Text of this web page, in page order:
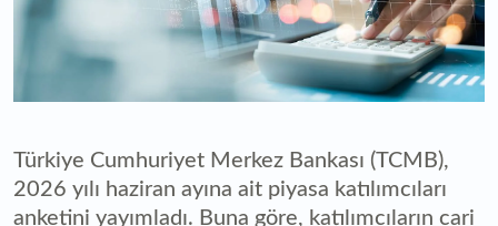
Türkiye Cumhuriyet Merkez Bankası (TCMB),
2026 yılı haziran ayına ait piyasa katılımcıları
anketini yayımladı. Buna göre, katılımcıların cari